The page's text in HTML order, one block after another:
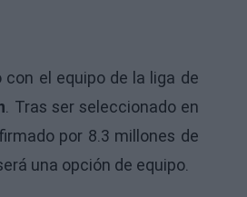
el equipo de la liga de
. Tras ser seleccionado en
por 8.3 millones de
una opción de equipo.